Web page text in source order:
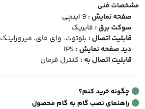
مشخصات فنی
صفحه نمایش : 9 اینچی
سوکت برق : فابریک
قابلیت اتصال : بلوتوث، وای فای، میرورلینک
دید صفحه نمایش : IPS
قابلیت اتصال به : کنترل فرمان
چگونه خرید کنم؟
راهنمای نصب گام به گام محصول